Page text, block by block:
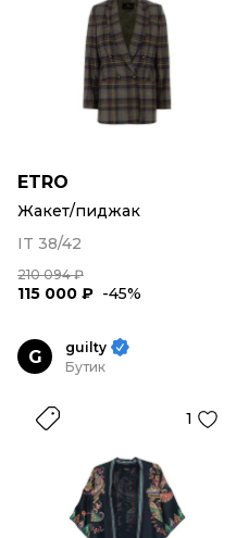
ETRO
Жакет/пиджак
IT 38/42
210 094 ₽
115 000 ₽ -45%
G
guilty
Бутик
1